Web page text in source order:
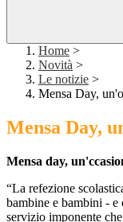
Home >
Novità >
Le notizie >
Mensa Day,
Mensa Day,
Mensa day,
“La refezione
bambine e bambini -
servizio imponente